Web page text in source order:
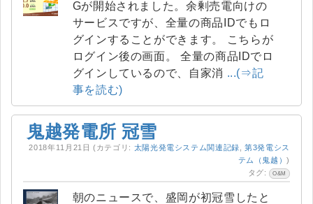
Gが開始されました。余剰売電向けの
サービスですが、全量の商品IDでもロ
グインすることができます。 こちらが
ログイン後の画面。 全量の商品IDでロ
グインしているので、自家消 ...(⇒記
事を読む)
鬼越発電所 冠雪
2018年11月21日 (カテゴリ: 太陽光発電システム関連記録 ,第3発電シス
テム（鬼越）)
タグ:
O&M
朝のニュースで、盛岡が初冠雪したと